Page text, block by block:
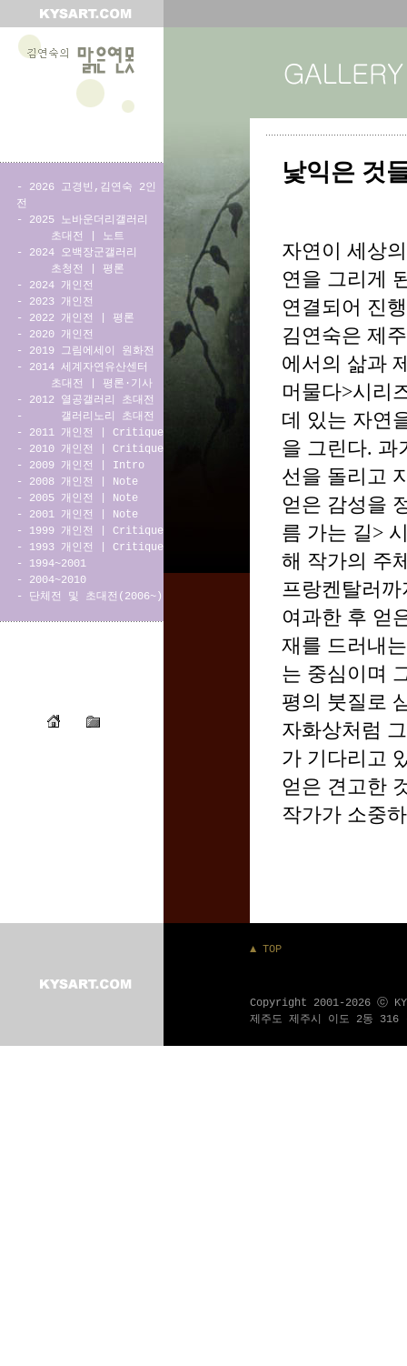
-
2026 고경빈,김연숙 2인
전
-
2025 노바운더리갤러리
초대전
노트
-
2024 오백장군갤러리
초청전
평론
-
2024 개인전
-
2023 개인전
-
2022 개인전
평론
-
2020 개인전
-
2019 그림에세이 원화전
-
2014 세계자연유산센터
초대전
평론·기사
-
2012 열공갤러리 초대전
-
갤러리노리 초대전
-
2011 개인전
Critique
-
2010 개인전
Critique
-
2009 개인전
Intro
-
2008 개인전
Note
-
2005 개인전
Note
-
2001 개인전
Note
-
1999 개인전
Critique
-
1993 개인전
Critique
-
1994~2001
-
2004~2010
-
단체전 및 초대전(2006~)
낯익은 것
자연이 세상
연을 그리게
연결되어 진
김연숙은 제
에서의 삶과
머물다>시리
데 있는 자연
을 그린다. 과
선을 돌리고
얻은 감성을
름 가는 길>
해 작가의 주
프랑켄탈러
여과한 후 얻
재를 드러내
는 중심이며
평의 붓질로
자화상처럼
가 기다리고
얻은 견고한
작가가 소중
▲ TOP
Copyright 2001-2026 ⓒ
제주도 제주시 이도 2동